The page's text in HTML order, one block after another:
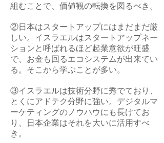
組むことで、価値観の転換を図るべき。
②日本はスタートアップにはまだまだ厳
しい。イスラエルはスタートアップネー
ションと呼ばれるほど起業意欲が旺盛
で、お金も回るエコシステムが出来てい
る。そこから学ぶことが多い。
③イスラエルは技術分野に秀でており、
とくにアドテク分野に強い。デジタルマ
ーケティングのノウハウにも長けてお
り、日本企業はそれを大いに活用すべ
き。